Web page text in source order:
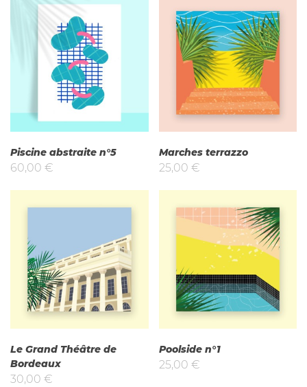
Piscine abstraite n°5
60,00 €
Marches terrazzo
25,00 €
Le Grand Théâtre de
Bordeaux
30,00 €
Poolside n°1
25,00 €